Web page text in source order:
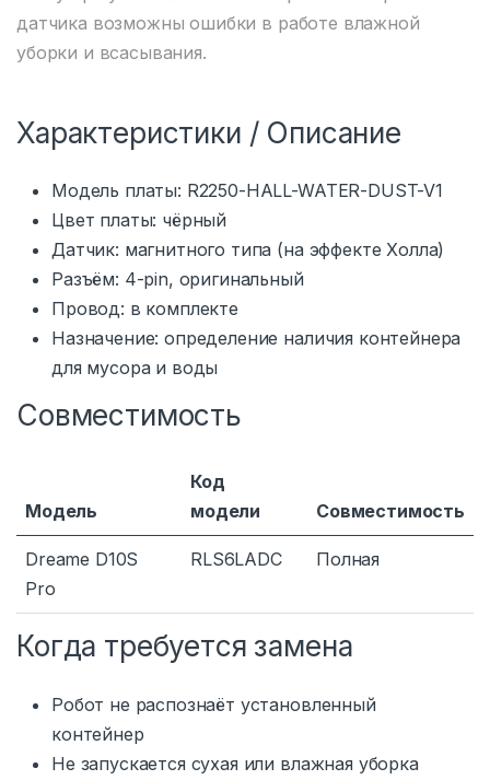
датчика возможны ошибки в работе влажной
уборки и всасывания.
Характеристики / Описание
Модель платы: R2250-HALL-WATER-DUST-V1
Цвет платы: чёрный
Датчик: магнитного типа (на эффекте Холла)
Разъём: 4-pin, оригинальный
Провод: в комплекте
Назначение: определение наличия контейнера
для мусора и воды
Совместимость
Модель
Код
модели
Совместимость
Dreame D10S
Pro
RLS6LADC Полная
Когда требуется замена
Робот не распознаёт установленный
контейнер
Не запускается сухая или влажная уборка